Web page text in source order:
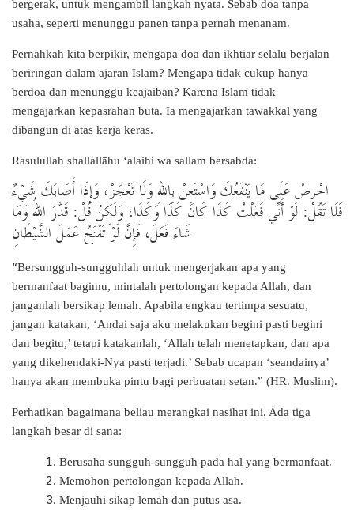
bergerak, untuk mengambil langkah nyata. Sebab doa tanpa
usaha, seperti menunggu panen tanpa pernah menanam.
Pernahkah kita berpikir, mengapa doa dan ikhtiar selalu berjalan
beriringan dalam ajaran Islam? Mengapa tidak cukup hanya
berdoa dan menunggu keajaiban? Karena Islam tidak
mengajarkan kepasrahan buta. Ia mengajarkan tawakkal yang
dibangun di atas kerja keras.
Rasulullah shallallāhu ‘alaihi wa sallam bersabda:
احْرِصْ عَلَى مَا يَنْفَعُكَ وَاسْتَعِنْ بِاللهِ وَلَا تَعْجَزْ، وَإِذَا أَصَابَكَ شَيْءٌ
فَلَا تَقُلْ: لَوْ أَنِّي فَعَلْتُ كَذَا كَانَ كَذَا وَكَذَا، وَلَكِنْ قُلْ: قَدَّرَ اللهُ وَمَا
شَاءَ فَعَلَ، فَإِنَّ لَوْ تَفْتَحُ عَمَلَ الشَّيْطَانِ
“Bersungguh-sungguhlah untuk mengerjakan apa yang
bermanfaat bagimu, mintalah pertolongan kepada Allah, dan
janganlah bersikap lemah. Apabila engkau tertimpa sesuatu,
jangan katakan, ‘Andai saja aku melakukan begini pasti begini
dan begitu,’ tetapi katakanlah, ‘Allah telah menetapkan, dan apa
yang dikehendaki-Nya pasti terjadi.’ Sebab ucapan ‘seandainya’
hanya akan membuka pintu bagi perbuatan setan.” (HR. Muslim).
Perhatikan bagaimana beliau merangkai nasihat ini. Ada tiga
langkah besar di sana:
Berusaha sungguh-sungguh pada hal yang bermanfaat.
Memohon pertolongan kepada Allah.
Menjauhi sikap lemah dan putus asa.